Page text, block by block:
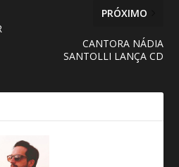
PRÓXIMO
CANTORA NÁDIA
SANTOLLI LANÇA CD